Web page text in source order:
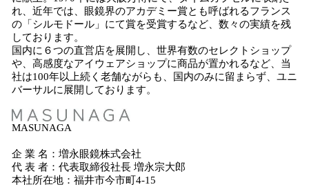
れ、近年では、眼鏡界のアカデミー賞とも呼ばれるフランス
の「シルモドール」にて賞を受賞するなど、数々の実績を残
しております。
国内に６つの直営店を展開し、世界有数のセレクトショップ
や、高感度なアイウェアショップに商品が置かれるなど、当
社は100年以上続く老舗ながらも、国内のみに留まらず、ユニ
バーサルに展開しております。
MASUNAGA
企 業 名：増永眼鏡株式会社
代 表 者：代表取締役社長 増永宗大郎
本社所在地：福井市今市町4-15